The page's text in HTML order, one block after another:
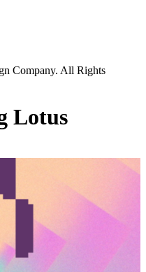
Company. All Rights
Lotus